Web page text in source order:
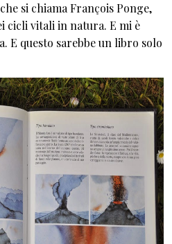
si chiama François Ponge,
cicli vitali in natura. E mi è
E questo sarebbe un libro solo